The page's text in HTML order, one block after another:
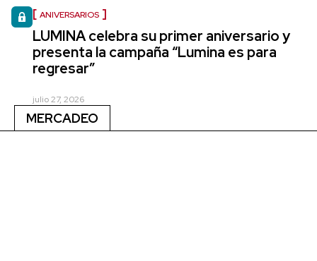
ANIVERSARIOS
LUMINA celebra su primer aniversario y
presenta la campaña “Lumina es para
regresar”
julio 27, 2026
MERCADEO